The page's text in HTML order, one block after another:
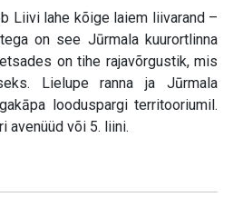
Liivi lahe kõige laiem liivarand –
on see Jūrmala kuurortlinna
on tihe rajavõrgustik, mis
Lielupe ranna ja Jūrmala
looduspargi territooriumil.
avenüüd või 5. liini.